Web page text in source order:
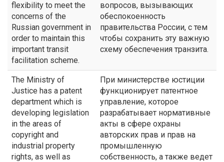
flexibility to meet the
concerns of the
Russian government in
order to maintain this
important transit
facilitation scheme.
вопросов, вызывающих
обеспокоенность
правительства России, с тем
чтобы сохранить эту важную
схему обеспечения транзита.
The Ministry of
Justice has a patent
department which is
developing legislation
in the areas of
copyright and
industrial property
rights, as well as
При министерстве юстиции
функционирует патентное
управление, которое
разрабатывает нормативные
акты в сфере охраны
авторских прав и прав на
промышленную
собственность, а также ведет